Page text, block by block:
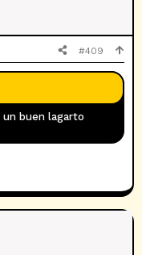
#409
buen lagarto